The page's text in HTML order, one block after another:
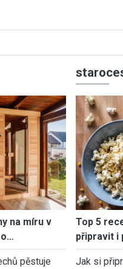
na míru v
pěstuje
Top 5
připravit i
Jak si